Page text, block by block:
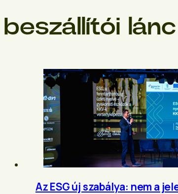
beszállítói lánc
Az ESG új szabálya: nem a